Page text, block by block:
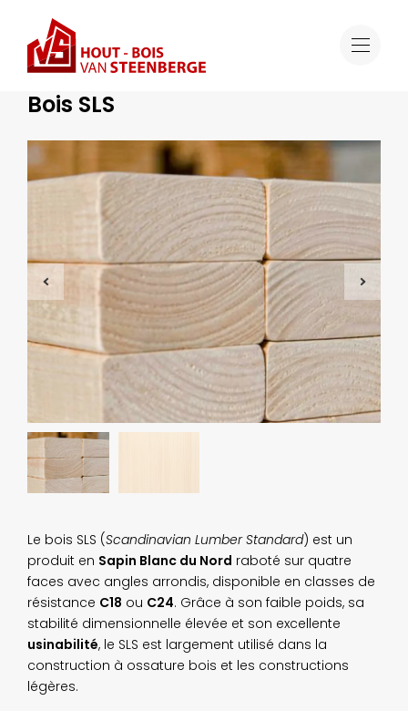
Offre
Bois SLS
Le bois SLS (Scandinavian Lumber Standard) est un
produit en Sapin Blanc du Nord raboté sur quatre
faces avec angles arrondis, disponible en classes de
résistance C18 ou C24. Grâce à son faible poids, sa
stabilité dimensionnelle élevée et son excellente
usinabilité, le SLS est largement utilisé dans la
construction à ossature bois et les constructions
légères.